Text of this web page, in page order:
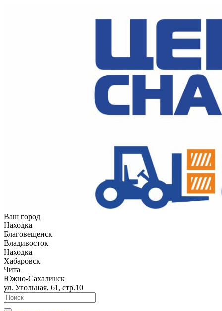
Ваш город
Находка
Благовещенск
Владивосток
Находка
Хабаровск
Чита
Южно-Сахалинск
ул. Угольная, 61, стр.10